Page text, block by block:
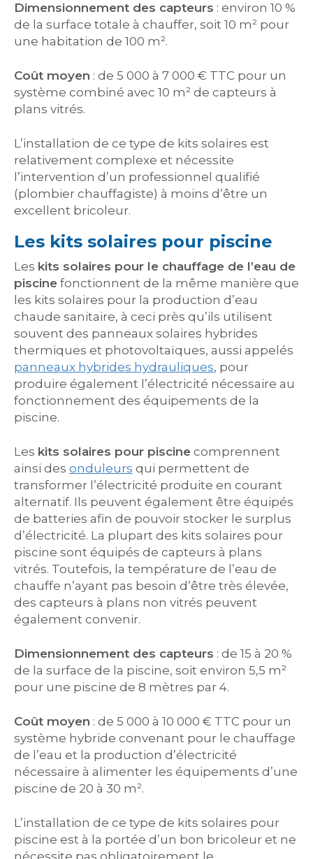
Dimensionnement des capteurs : environ 10 %
de la surface totale à chauffer, soit 10 m² pour
une habitation de 100 m².
Coût moyen : de 5 000 à 7 000 € TTC pour un
système combiné avec 10 m² de capteurs à
plans vitrés.
L’installation de ce type de kits solaires est
relativement complexe et nécessite
l’intervention d’un professionnel qualifié
(plombier chauffagiste) à moins d’être un
excellent bricoleur.
Les kits solaires pour piscine
Les kits solaires pour le chauffage de l’eau de
piscine fonctionnent de la même manière que
les kits solaires pour la production d’eau
chaude sanitaire, à ceci près qu’ils utilisent
souvent des panneaux solaires hybrides
thermiques et photovoltaïques, aussi appelés
panneaux hybrides hydrauliques, pour
produire également l’électricité nécessaire au
fonctionnement des équipements de la
piscine.
Les kits solaires pour piscine comprennent
ainsi des onduleurs qui permettent de
transformer l’électricité produite en courant
alternatif. Ils peuvent également être équipés
de batteries afin de pouvoir stocker le surplus
d’électricité. La plupart des kits solaires pour
piscine sont équipés de capteurs à plans
vitrés. Toutefois, la température de l’eau de
chauffe n’ayant pas besoin d’être très élevée,
des capteurs à plans non vitrés peuvent
également convenir.
Dimensionnement des capteurs : de 15 à 20 %
de la surface de la piscine, soit environ 5,5 m²
pour une piscine de 8 mètres par 4.
Coût moyen : de 5 000 à 10 000 € TTC pour un
système hybride convenant pour le chauffage
de l’eau et la production d’électricité
nécessaire à alimenter les équipements d’une
piscine de 20 à 30 m².
L’installation de ce type de kits solaires pour
piscine est à la portée d’un bon bricoleur et ne
nécessite pas obligatoirement le